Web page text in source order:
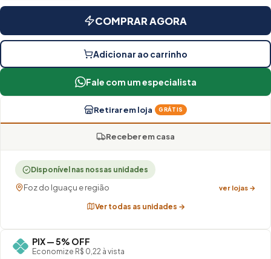
COMPRAR AGORA
Adicionar ao carrinho
Fale com um especialista
Retirar em loja GRÁTIS
Receber em casa
Disponível nas nossas unidades
Foz do Iguaçu e região ver lojas →
Ver todas as unidades →
PIX — 5% OFF
Economize R$ 0,22 à vista